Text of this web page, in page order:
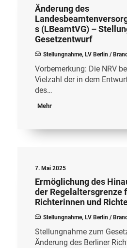
Änderung des
s (LBeamtVG) –
Gesetzentwurf
Stellungnahme, LV Berlin /
Vorbemerkung: Die NRV
Vielzahl der in dem
des…
Mehr
7. Mai 2025
Ermöglichung des
der Regelaltersgrenze
Richterinnen und
Stellungnahme, LV Berlin /
Stellungnahme zum
Änderung des Berliner